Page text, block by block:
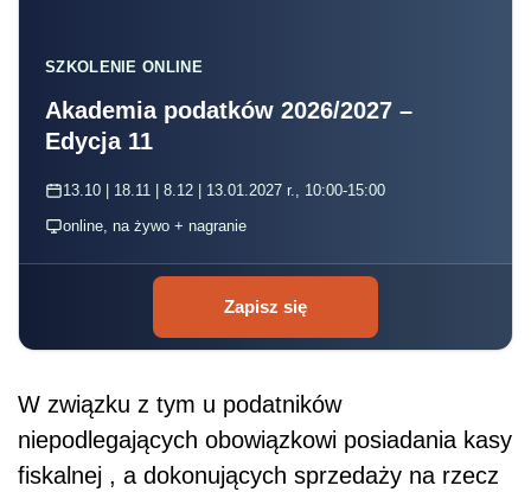
SZKOLENIE ONLINE
Akademia podatków 2026/2027 –
Edycja 11
13.10 | 18.11 | 8.12 | 13.01.2027 r., 10:00-15:00
online, na żywo + nagranie
Zapisz się
W związku z tym u podatników
niepodlegających obowiązkowi posiadania kasy
fiskalnej , a dokonujących sprzedaży na rzecz